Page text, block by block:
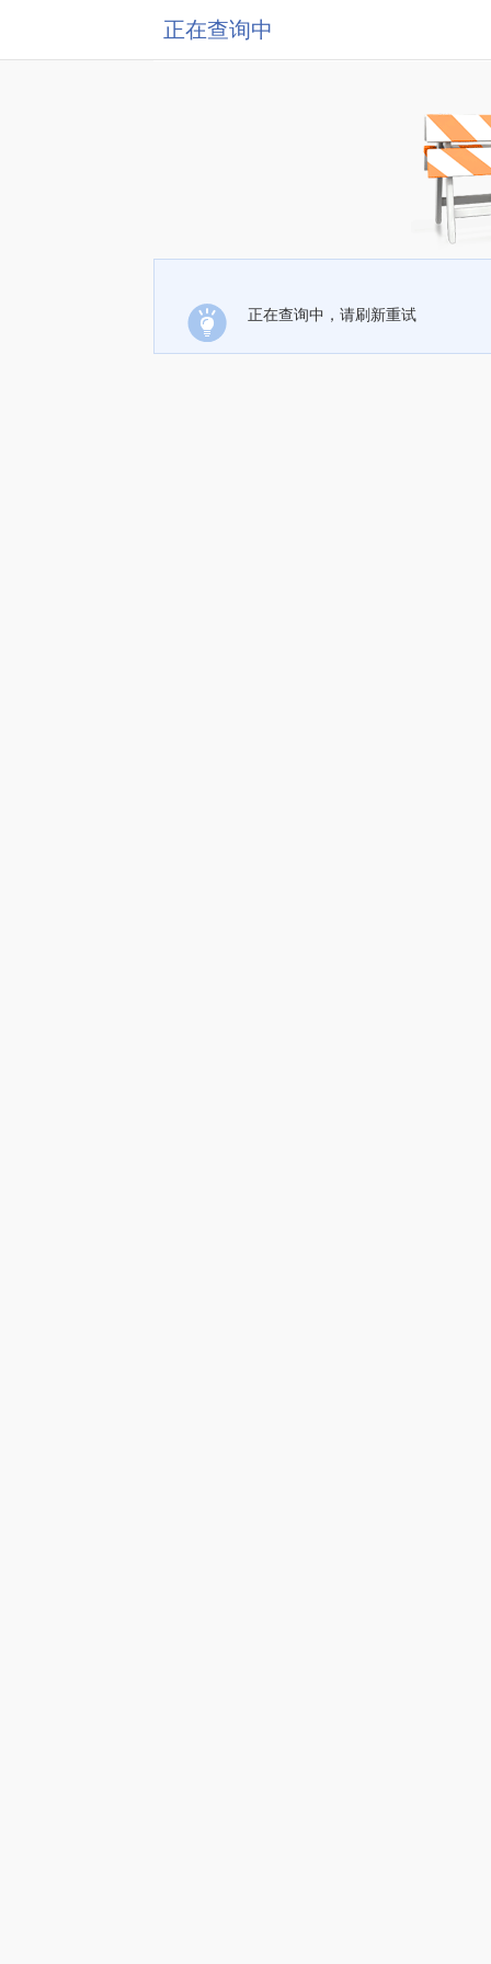
正在查询中
正在查询中，请刷新重试